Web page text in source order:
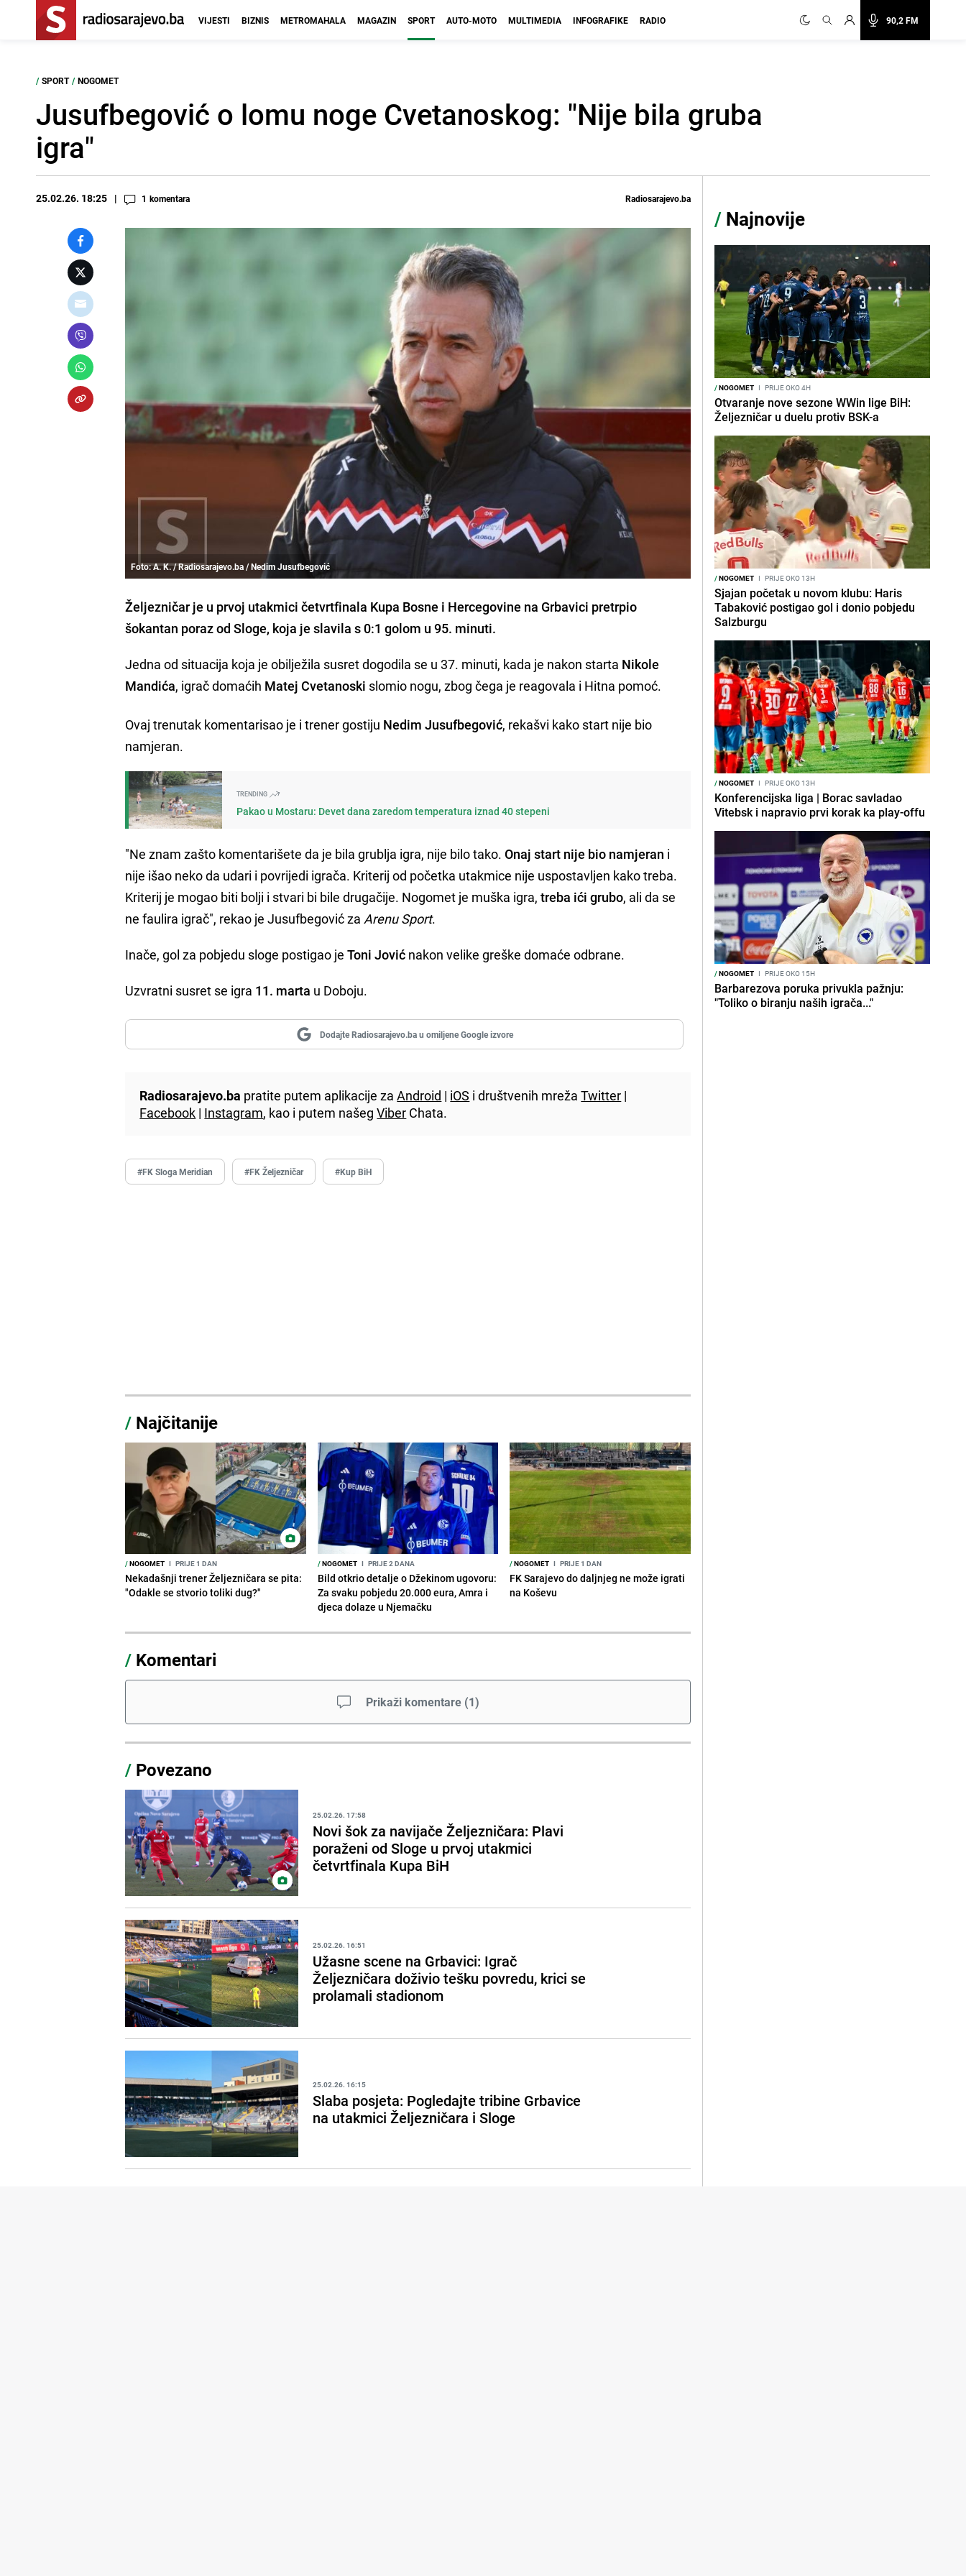
90,2 FM
VIJESTI BIZNIS METROMAHALA MAGAZIN SPORT AUTO-MOTO MULTIMEDIA INFOGRAFIKE RADIO
/ SPORT / NOGOMET
Jusufbegović o lomu noge Cvetanoskog: "Nije bila gruba
igra"
25.02.26. 18:25 1 komentara Radiosarajevo.ba
Foto: A. K. / Radiosarajevo.ba / Nedim Jusufbegović
Željezničar je u prvoj utakmici četvrtfinala Kupa Bosne i Hercegovine na Grbavici pretrpio
šokantan poraz od Sloge, koja je slavila s 0:1 golom u 95. minuti.
Jedna od situacija koja je obilježila susret dogodila se u 37. minuti, kada je nakon starta Nikole
Mandića, igrač domaćih Matej Cvetanoski slomio nogu, zbog čega je reagovala i Hitna pomoć.
Ovaj trenutak komentarisao je i trener gostiju Nedim Jusufbegović, rekašvi kako start nije bio
namjeran.
TRENDING
Pakao u Mostaru: Devet dana zaredom temperatura iznad 40 stepeni
"Ne znam zašto komentarišete da je bila grublja igra, nije bilo tako.Onaj start nije bio namjeran i
nije išao neko da udari i povrijedi igrača. Kriterij od početka utakmice nije uspostavljen kako treba.
Kriterij je mogao biti bolji i stvari bi bile drugačije. Nogomet je muška igra,treba ići grubo, ali da se
ne faulira igrač", rekao je Jusufbegović za Arenu Sport.
Inače, gol za pobjedu sloge postigao jeToni Jović nakon velike greške domaće odbrane.
Uzvratni susret se igra 11. marta u Doboju.
Dodajte Radiosarajevo.ba u omiljene Google izvore
Radiosarajevo.ba pratite putem aplikacije zaAndroid | iOS i društvenih mrežaTwitter |
Facebook | Instagram, kao i putem našegViber Chata.
#FK Sloga Meridian #FK Željezničar #Kup BiH
/ Najčitanije
/NOGOMET I PRIJE 1 DAN
Nekadašnji trener Željezničara se pita:
"Odakle se stvorio toliki dug?"
/NOGOMET I PRIJE 2 DANA
Bild otkrio detalje o Džekinom ugovoru:
Za svaku pobjedu 20.000 eura, Amra i
djeca dolaze u Njemačku
/NOGOMET I PRIJE 1 DAN
FK Sarajevo do daljnjeg ne može igrati
na Koševu
/ Komentari
Prikaži komentare (1)
/ Povezano
25.02.26. 17:58
Novi šok za navijače Željezničara: Plavi
poraženi od Sloge u prvoj utakmici
četvrtfinala Kupa BiH
25.02.26. 16:51
Užasne scene na Grbavici: Igrač
Željezničara doživio tešku povredu, krici se
prolamali stadionom
25.02.26. 16:15
Slaba posjeta: Pogledajte tribine Grbavice
na utakmici Željezničara i Sloge
/ Najnovije
/NOGOMET I PRIJE OKO 4H
Otvaranje nove sezone WWin lige BiH:
Željezničar u duelu protiv BSK-a
/NOGOMET I PRIJE OKO 13H
Sjajan početak u novom klubu: Haris
Tabaković postigao gol i donio pobjedu
Salzburgu
/NOGOMET I PRIJE OKO 13H
Konferencijska liga | Borac savladao
Vitebsk i napravio prvi korak ka play-offu
/NOGOMET I PRIJE OKO 15H
Barbarezova poruka privukla pažnju:
"Toliko o biranju naših igrača..."